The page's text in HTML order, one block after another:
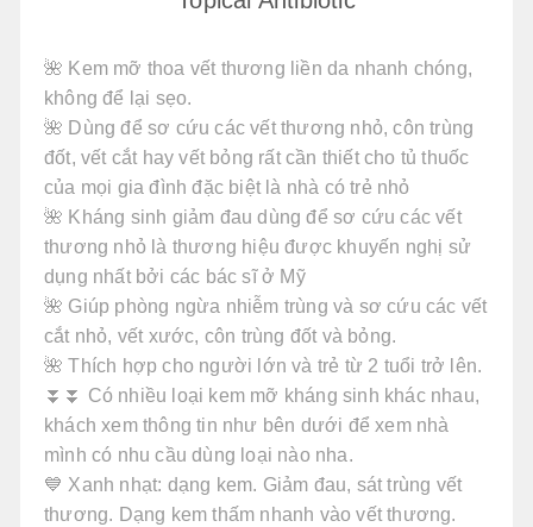
🌺 Kem mỡ thoa vết thương liền da nhanh chóng,
không để lại sẹo.
🌺 Dùng để sơ cứu các vết thương nhỏ, côn trùng
đốt, vết cắt hay vết bỏng rất cần thiết cho tủ thuốc
của mọi gia đình đặc biệt là nhà có trẻ nhỏ
🌺 Kháng sinh giảm đau dùng để sơ cứu các vết
thương nhỏ là thương hiệu được khuyến nghị sử
dụng nhất bởi các bác sĩ ở Mỹ
🌺 Giúp phòng ngừa nhiễm trùng và sơ cứu các vết
cắt nhỏ, vết xước, côn trùng đốt và bỏng.
🌺 Thích hợp cho người lớn và trẻ từ 2 tuổi trở lên.
⏬⏬ Có nhiều loại kem mỡ kháng sinh khác nhau,
khách xem thông tin như bên dưới để xem nhà
mình có nhu cầu dùng loại nào nha.
💙 Xanh nhạt: dạng kem. Giảm đau, sát trùng vết
thương. Dạng kem thấm nhanh vào vết thương.